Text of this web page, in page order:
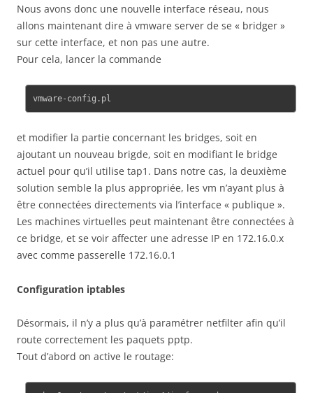
Nous avons donc une nouvelle interface réseau, nous
allons maintenant dire à vmware server de se « bridger »
sur cette interface, et non pas une autre.
Pour cela, lancer la commande
et modifier la partie concernant les bridges, soit en
ajoutant un nouveau brigde, soit en modifiant le bridge
actuel pour qu’il utilise tap1. Dans notre cas, la deuxième
solution semble la plus appropriée, les vm n’ayant plus à
être connectées directements via l’interface « publique ».
Les machines virtuelles peut maintenant être connectées à
ce bridge, et se voir affecter une adresse IP en 172.16.0.x
avec comme passerelle 172.16.0.1
Configuration iptables
Désormais, il n’y a plus qu’à paramétrer netfilter afin qu’il
route correctement les paquets pptp.
Tout d’abord on active le routage: